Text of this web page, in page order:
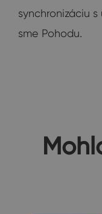
synchronizáciu
sme Pohodu.